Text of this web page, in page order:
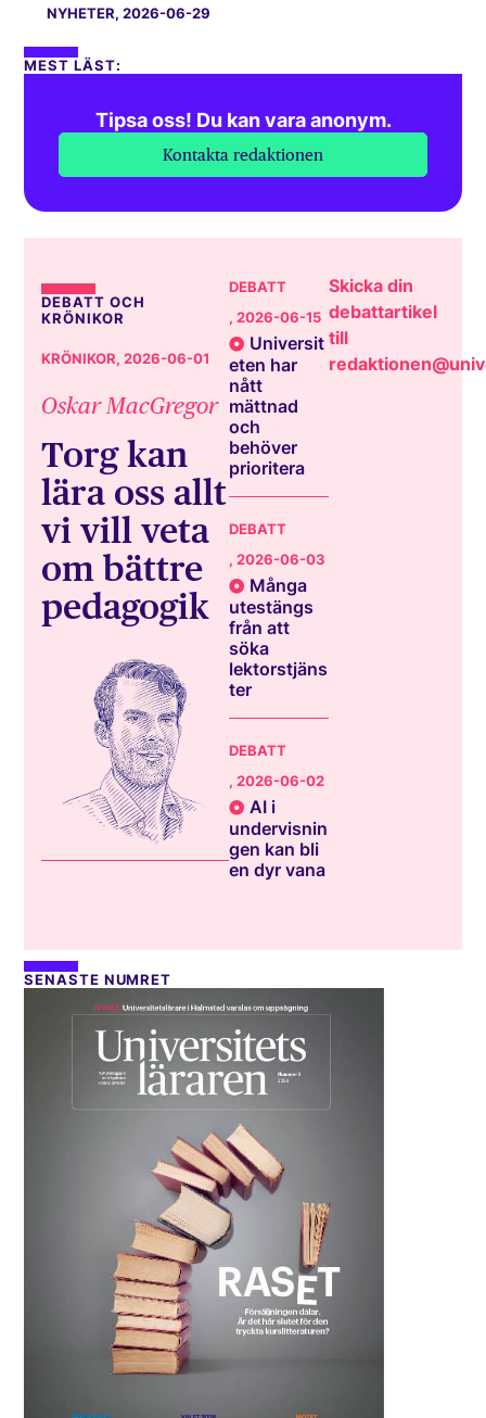
NYHETER, 2026-06-29
MEST LÄST:
Tipsa oss! Du kan vara anonym.
Kontakta redaktionen
DEBATT OCH
KRÖNIKOR
KRÖNIKOR, 2026-06-01
Oskar MacGregor
Torg kan
lära oss allt
vi vill veta
om bättre
pedagogik
DEBATT
, 2026-06-15
Universit
eten har
nått
mättnad
och
behöver
prioritera
DEBATT
, 2026-06-03
Många
utestängs
från att
söka
lektorstjäns
ter
DEBATT
, 2026-06-02
AI i
undervisnin
gen kan bli
en dyr vana
Skicka din
debattartikel
till
SENASTE NUMRET